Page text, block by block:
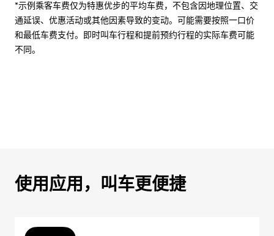
*示例乘客车费仅为特惠优步的平均车费，不包含因地理位置、交
通延误、优惠活动或其他因素导致的变动。可能需要按照一口价
和最低车费支付。即时叫车行程和提前预约行程的实际车费可能
不同。
使用应用，叫车更便捷